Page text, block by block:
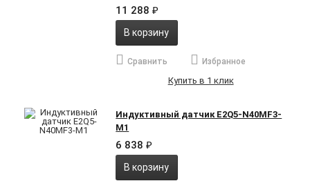
11 288₽
В корзину
Сравнить Избранное
Купить в 1 клик
Индуктивный датчик E2Q5-N40MF3-
M1
6 838₽
В корзину